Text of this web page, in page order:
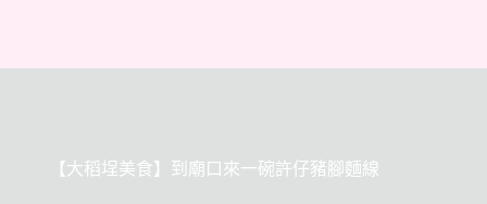
【大稻埕美食】到廟口來一碗許仔豬腳麵線